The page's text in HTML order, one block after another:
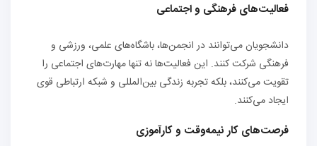
فعالیت‌های فرهنگی و اجتماعی
دانشجویان می‌توانند در انجمن‌ها، باشگاه‌های علمی، ورزشی و
فرهنگی شرکت کنند. این فعالیت‌ها نه تنها مهارت‌های اجتماعی را
تقویت می‌کنند، بلکه تجربه زندگی بین‌المللی و شبکه ارتباطی قوی
ایجاد می‌کنند.
فرصت‌های کار نیمه‌وقت و کارآموزی